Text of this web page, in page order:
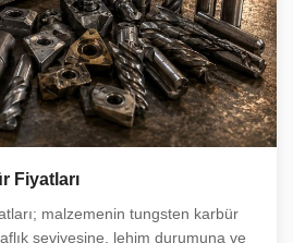
Fiyatları
malzemenin tungsten karbür
seviyesine, lehim durumuna ve